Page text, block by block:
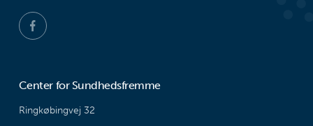
Center for Sundhedsfremme
Ringkøbingvej 32